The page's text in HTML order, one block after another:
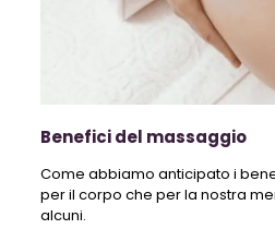
Benefici del massaggio
Come abbiamo anticipato i
per il corpo che per la nostra
alcuni.